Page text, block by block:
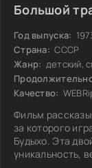
Большой
Год выпуска:
Страна: СССР
Жанр: детский,
Качество:
Фильм
за которого
Будыхо. Эта
уникальность,